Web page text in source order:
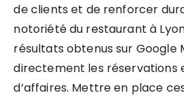
de clients et de renforcer
notoriété du restaurant à
résultats obtenus sur Google
directement les réservations
d’affaires. Mettre en place